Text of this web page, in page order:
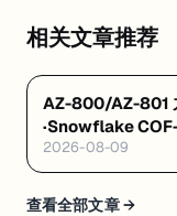
相关文章推荐
AZ-800/AZ-801
·Snowflake
Cortex AI·AWS
8/4 开训
2026-08-09
查看全部文章 →